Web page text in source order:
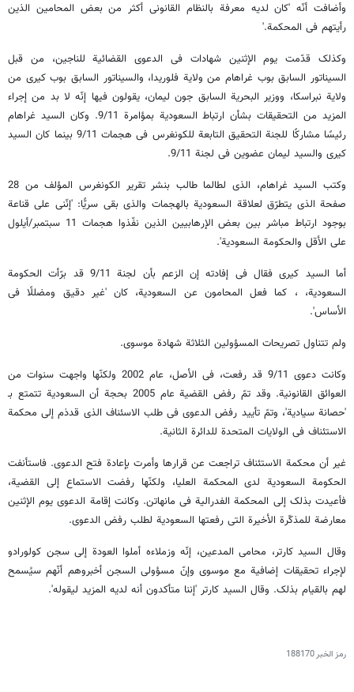
وأضافت أنّه 'کان لدیه معرفة بالنظام القانونی أکثر من بعض المحامین الذین
رأیتهم فی المحکمة.'
وکذلک قدّمت یوم الإثنین شهادات فی الدعوی القضائیة للناجین، من قبل
السیناتور السابق بوب غراهام من ولایة فلوریدا، والسیناتور السابق بوب کیری من
ولایة نبراسکا، ووزیر البحریة السابق جون لیمان، یقولون فیها إنّه لا بد من إجراء
المزید من التحقیقات بشأن ارتباط السعودیة بمؤامرة 9/11. وکان السید غراهام
رئیسًا مشارکًا للجنة التحقیق التابعة للکونغرس فی هجمات 9/11 بینما کان السید
کیری والسید لیمان عضوین فی لجنة 9/11.
وکتب السید غراهام، الذی لطالما طالب بنشر تقریر الکونغرس المؤلف من 28
صفحة الذی یتطرّق لعلاقة السعودیة بالهجمات والذی بقی سریًّا: 'إنّنی علی قناعة
بوجود ارتباط مباشر بین بعض الإرهابیین الذین نفّذوا هجمات 11 سبتمبر/أیلول
علی الأقل والحکومة السعودیة'.
أما السید کیری فقال فی إفادته إن الزعم بأن لجنة 9/11 قد برّأت الحکومة
السعودیة، ، کما فعل المحامون عن السعودیة، کان 'غیر دقیق ومضللًا فی
الأساس'.
ولم تتناول تصریحات المسؤولین الثلاثة شهادة موسوی.
وکانت دعوی 9/11 قد رفعت، فی الأصل، عام 2002 ولکنّها واجهت سنوات من
العوائق القانونیة. وقد تمّ رفض القضیة عام 2005 بحجة أن السعودیة تتمتع بـ
'حصانة سیادیة'، وتمّ تأیید رفض الدعوی فی طلب الاسئناف الذی قدذم إلی محکمة
الاستئناف فی الولایات المتحدة للدائرة الثانیة.
غیر أن محکمة الاستئناف تراجعت عن قرارها وأمرت بإعادة فتح الدعوی. فاستأنفت
الحکومة السعودیة لدی المحکمة العلیا، ولکنّها رفضت الاستماع إلی القضیة،
فأعیدت بذلک إلی المحکمة الفدرالیة فی مانهاتن. وکانت إقامة الدعوی یوم الإثنین
معارضة للمذکّرة الأخیرة التی رفعتها السعودیة لطلب رفض الدعوی.
وقال السید کارتر، محامی المدعین، إنّه وزملاءه أملوا العودة إلی سجن کولورادو
لإجراء تحقیقات إضافیة مع موسوی وإنّ مسؤولی السجن أخبروهم أنّهم سیُسمح
لهم بالقیام بذلک. وقال السید کارتر 'إننا متأکدون أنه لدیه المزید لیقوله'.
رمز الخبر188170